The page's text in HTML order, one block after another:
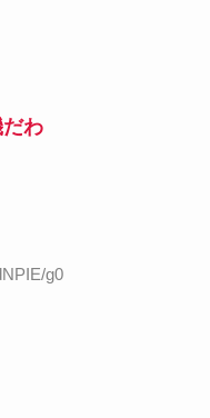
わ
g0